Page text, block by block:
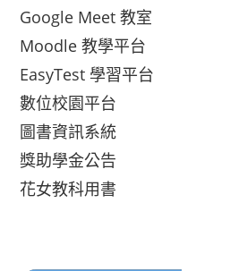
Google Meet 教室
Moodle 教學平台
EasyTest 學習平台
數位校園平台
圖書資訊系統
獎助學金公告
花女教科用書